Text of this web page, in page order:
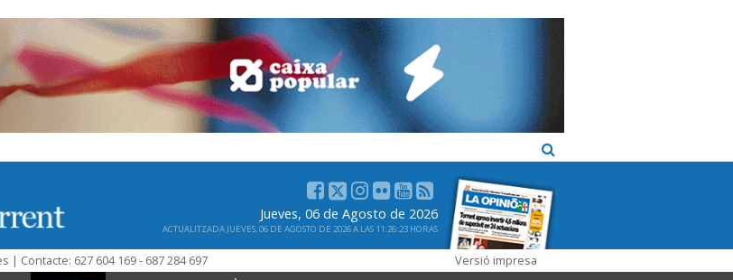
Jueves, 06 de Agosto de 2026
ACTUALITZADA JUEVES, 06 DE AGOSTO DE 2026 A LAS 11:26:23 HORAS
| Contacte: 627 604 169 - 687 284 697 Versió impresa